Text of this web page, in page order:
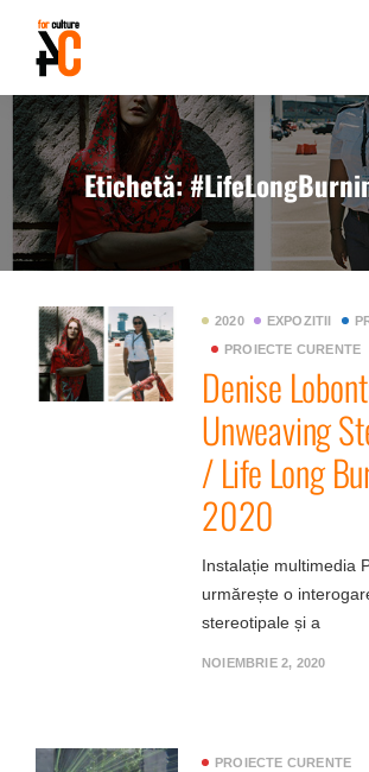
Etichetă:
2020 EXPOZITII
PROIECTE CURENTE
Denise
Unweaving
/ Life Long
2020
Instalație multimedia
urmărește o
stereotipale și a
NOIEMBRIE 2, 2020
PROIECTE CURENTE